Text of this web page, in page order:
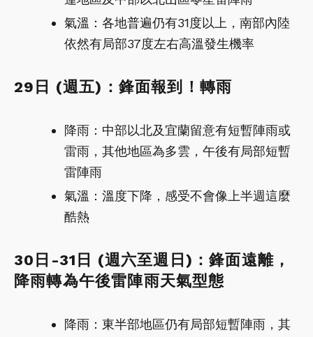
氣溫：各地普遍仍有31度以上，南部內陸
依然有局部37度左右高溫發生機率
29日 (週五)：鋒面報到！轉雨
降雨：中部以北及宜蘭留意有短暫陣雨或
雷雨，其他地區為多雲，午後有局部短暫
雷陣雨
氣溫：溫度下降，感受不會像上半週這麼
酷熱
30日-31日 (週六至週日)：鋒面遠離，
降雨轉為午後雷陣雨天氣型態
降雨：東半部地區仍有局部短暫陣雨，其